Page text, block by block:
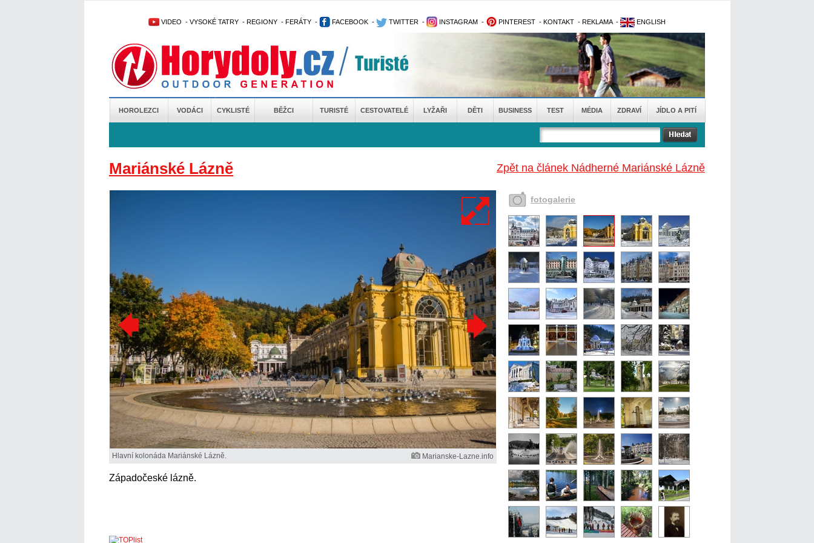
VIDEO - VYSOKÉ TATRY - REGIONY - FERÁTY - FACEBOOK - TWITTER - INSTAGRAM - PINTEREST - KONTAKT - REKLAMA - ENGLISH
HOROLEZCI VODÁCI CYKLISTÉ BĚŽCI TURISTÉ CESTOVATELÉ LYŽAŘI DĚTI BUSINESS TEST MÉDIA ZDRAVÍ JÍDLO A PITÍ
Zpět na článek Nádherné Mariánské Lázně
Mariánské Lázně
Hlavní kolonáda Mariánské Lázně. Marianske-Lazne.info
Západočeské lázně.
fotogalerie